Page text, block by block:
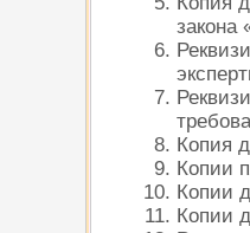
закона
Копия
Копии
Копии
Копии